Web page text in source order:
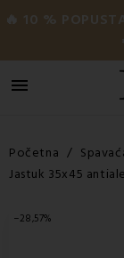
🔥 10 %

Početna
Jastuk 35x45
−28,57%